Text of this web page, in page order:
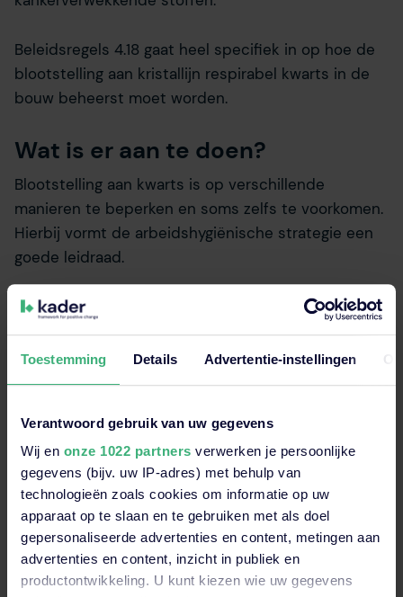
Toestemming Details Advertentie-instellingen
Verantwoord gebruik van uw gegevens
Wij en onze 1022 partners verwerken je persoonlijke
gegevens (bijv. uw IP-adres) met behulp van
technologieën zoals cookies om informatie op uw
apparaat op te slaan en te gebruiken met als doel
gepersonaliseerde advertenties en content, metingen aan
advertenties en content, inzicht in publiek en
productontwikkeling. U kunt kiezen wie uw gegevens
Beleidsregels 4.18 gaat heel specifiek in op hoe de
blootstelling aan kristallijn respirabel kwarts in de
bouw beheerst moet worden.
Wat is er aan te doen?
Blootstelling aan kwarts is op verschillende
manieren te beperken en soms zelfs te voorkomen.
Hierbij vormt de arbeidshygiënische strategie een
goede leidraad.
Bestrijding bij de bron:
Eliminatie van blootstelling door gebruik van
materialen die minder of geen kwarts bevatten,
Eliminatie in de ontwerpfase waardoor geen
plaatsvinden
Organisatorische maatregelen
-Inrichten schone/vuile zones
- Beperking aantal werknemers op een bepaalde
plek
- Geef voorlichting: onderricht en instructie